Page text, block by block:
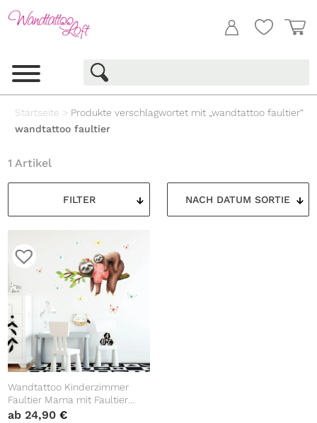
Startseite > Produkte verschlagwortet mit „wandtattoo faultier“
wandtattoo faultier
FILTER
1 Artikel
Wandtattoo Kinderzimmer
Faultier Mama mit Faultier
Baby Dekoration Babyzimmer
ab24,90€